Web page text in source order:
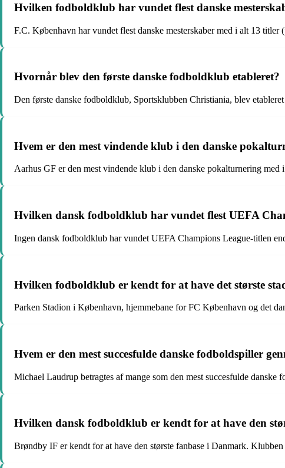
Hvilken fodboldklub har vundet flest danske
F.C. København har vundet flest danske mesterskaber med i alt 13
Hvornår blev den første danske fodboldklub etableret?
Den første danske fodboldklub, Sportsklubben Christiania, blev
Hvem er den mest vindende klub i den danske
Aarhus GF er den mest vindende klub i den danske pokalturnering
Hvilken dansk fodboldklub har vundet flest UEFA
Ingen dansk fodboldklub har vundet UEFA Champions League-titlen
Hvilken fodboldklub er kendt for at have det største
Parken Stadion i København, hjemmebane for FC København og det
Hvem er den mest succesfulde danske fodboldspiller
Michael Laudrup betragtes af mange som den mest succesfulde
Hvilken dansk fodboldklub er kendt for at have den
Brøndby IF er kendt for at have den største fanbase i Danmark.